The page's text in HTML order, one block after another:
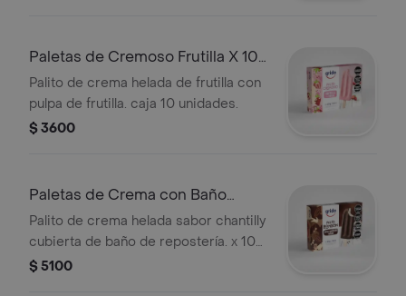
Paletas de Cremoso Frutilla X 10
Unid
Palito de crema helada de frutilla con
pulpa de frutilla. caja 10 unidades.
$ 3600
Paletas de Crema con Baño
Choc 10 Unid
Palito de crema helada sabor chantilly
cubierta de baño de repostería. x 10
unid.
$ 5100